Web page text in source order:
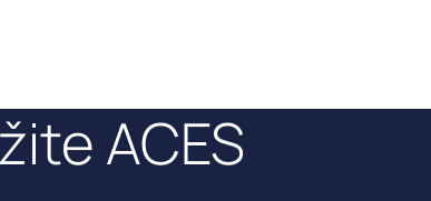
ACES